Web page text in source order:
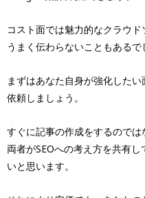
コスト面では魅力的なクラウ
うまく伝わらないこともあるで
まずはあなた自身が強化した
依頼しましょう。
すぐに記事の作成をするのでは
両者がSEOへの考え方を共有
いと思います。